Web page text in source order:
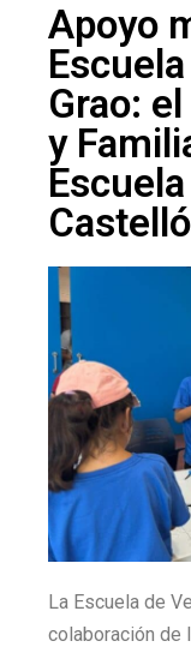
Apoyo
Grao:
y
La Escuela de
colaboración de